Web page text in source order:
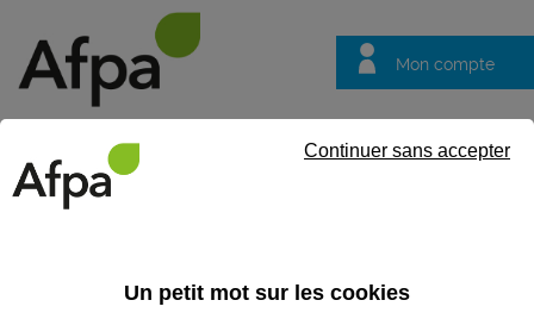
Mon compte
questions
Décryptage
Un petit mot sur les cookies
Continuer sans accepter